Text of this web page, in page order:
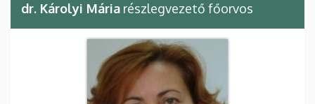
dr. Károlyi Mária részlegvezető főorvos